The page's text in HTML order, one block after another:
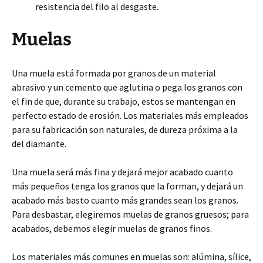
resistencia del filo al desgaste.
Muelas
Una muela está formada por granos de un material
abrasivo y un cemento que aglutina o pega los granos con
el fin de que, durante su trabajo, estos se mantengan en
perfecto estado de erosión. Los materiales más empleados
para su fabricación son naturales, de dureza próxima a la
del diamante.
Una muela será más fina y dejará mejor acabado cuanto
más pequeños tenga los granos que la forman, y dejará un
acabado más basto cuanto más grandes sean los granos.
Para desbastar, elegiremos muelas de granos gruesos; para
acabados, debemos elegir muelas de granos finos.
Los materiales más comunes en muelas son: alúmina, sílice,